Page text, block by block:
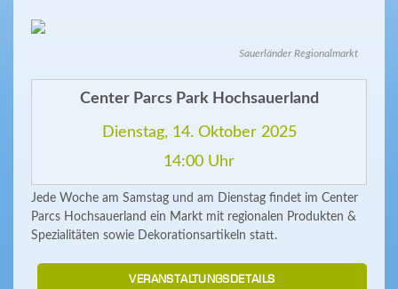
Sauerländer Regionalmarkt
Center Parcs Park Hochsauerland
Dienstag, 14. Oktober 2025
14:00 Uhr
Jede Woche am Samstag und am Dienstag findet im Center
Parcs Hochsauerland ein Markt mit regionalen Produkten &
Spezialitäten sowie Dekorationsartikeln statt.
VERANSTALTUNGSDETAILS